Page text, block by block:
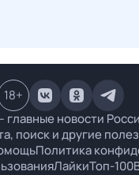
новости
поиск и другие
Политика
ЛайкиТоп-100
18+